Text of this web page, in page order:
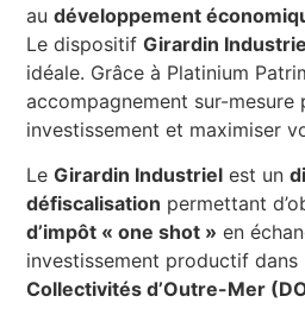
audéveloppement
Le dispositifGirardin
idéale. Grâce à Platinium
accompagnement sur-
investissement et maximiser
LeGirardin Industriel est un
défiscalisation permettant
d’impôt « one shot » en
investissement productif dans
Collectivités d’Outre-Mer